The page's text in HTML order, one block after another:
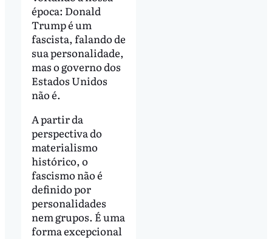
época: Donald
Trump é um
fascista, falando de
sua personalidade,
mas o governo dos
Estados Unidos
não é.
A partir da
perspectiva do
materialismo
histórico, o
fascismo não é
definido por
personalidades
nem grupos. É uma
forma excepcional